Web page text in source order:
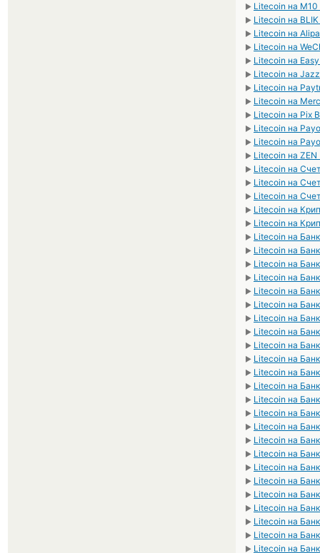
► Litecoin на M10
► Litecoin на
► Litecoin на
► Litecoin на
► Litecoin на
► Litecoin на
► Litecoin на
► Litecoin на
► Litecoin на Pix
► Litecoin на
► Litecoin на
► Litecoin на ZEN
► Litecoin на
► Litecoin на
► Litecoin на
► Litecoin на
► Litecoin на
► Litecoin на
► Litecoin на
► Litecoin на
► Litecoin на
► Litecoin на
► Litecoin на
► Litecoin на
► Litecoin на
► Litecoin на
► Litecoin на
► Litecoin на
► Litecoin на
► Litecoin на
► Litecoin на
► Litecoin на
► Litecoin на
► Litecoin на
► Litecoin на
► Litecoin на
► Litecoin на
► Litecoin на
► Litecoin на
► Litecoin на
► Litecoin на